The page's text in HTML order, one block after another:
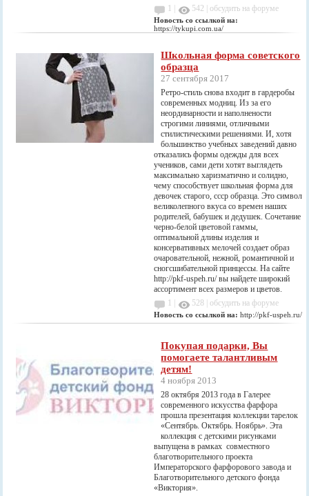
1 |
542 |обсудить на форуме
Новость со ссылкой на:
https://tykupi.com.ua/
Школьная форма советского
образца
27 сентября 2017
Ретро-стиль снова входит в гардеробы
современных модниц. Из за его
неординарности и наполнености
строгими линиями, отличными
стилистическими решениями. И, хотя
большинство учебных заведений давно
отказались формы одежды для всех
учеников, сами дети хотят выглядеть
максимально харизматично и солидно,
чему способствует школьная форма для
девочек старого, ссср образца. Это символ
великолепного вкуса со времен наших
родителей, бабушек и дедушек. Сочетание
черно-белой цветовой гаммы,
оптимальной длины изделия и
консервативных мелочей создает образ
очаровательной, нежной, романтичной и
сногсшибательной принцессы. На сайте
http://pkf-uspeh.ru/ вы найдете широкий
ассортимент всех размеров и цветов.
1 |
528 |обсудить на форуме
Новость со ссылкой на:http://pkf-uspeh.ru/
Покупая подарки, Вы
помогаете талантливым
детям!
4 ноября 2013
28 октября 2013 года в Галерее
современного искусства фарфора
прошла презентация коллекции тарелок
«Сентябрь. Октябрь. Ноябрь». Эта
коллекция с детскими рисунками
выпущена в рамках совместного
благотворительного проекта
Императорского фарфорового завода и
Благотворительного детского фонда
«Виктория».